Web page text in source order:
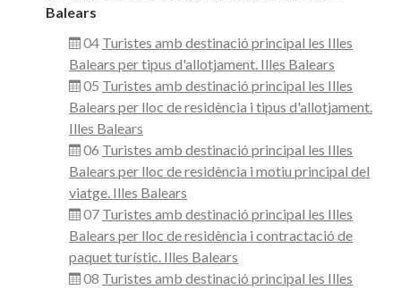
Balears
04 Turistes amb destinació principal les Illes
Balears per tipus d'allotjament. Illes Balears
05 Turistes amb destinació principal les Illes
Balears per lloc de residència i tipus d'allotjament.
Illes Balears
06 Turistes amb destinació principal les Illes
Balears per lloc de residència i motiu principal del
viatge. Illes Balears
07 Turistes amb destinació principal les Illes
Balears per lloc de residència i contractació de
paquet turístic. Illes Balears
08 Turistes amb destinació principal les Illes